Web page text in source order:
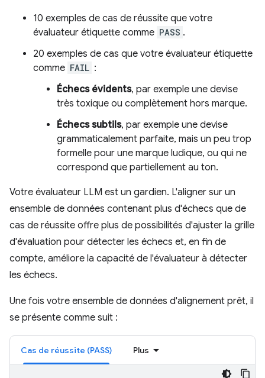
10 exemples de cas de réussite que votre
évaluateur étiquette comme PASS .
20 exemples de cas que votre évaluateur étiquette
comme FAIL :
Échecs évidents, par exemple une devise
très toxique ou complètement hors marque.
Échecs subtils, par exemple une devise
grammaticalement parfaite, mais un peu trop
formelle pour une marque ludique, ou qui ne
correspond que partiellement au ton.
Votre évaluateur LLM est un gardien. L'aligner sur un
ensemble de données contenant plus d'échecs que de
cas de réussite offre plus de possibilités d'ajuster la grille
d'évaluation pour détecter les échecs et, en fin de
compte, améliore la capacité de l'évaluateur à détecter
les échecs.
Une fois votre ensemble de données d'alignement prêt, il
se présente comme suit :
Cas de réussite (PASS) Plus